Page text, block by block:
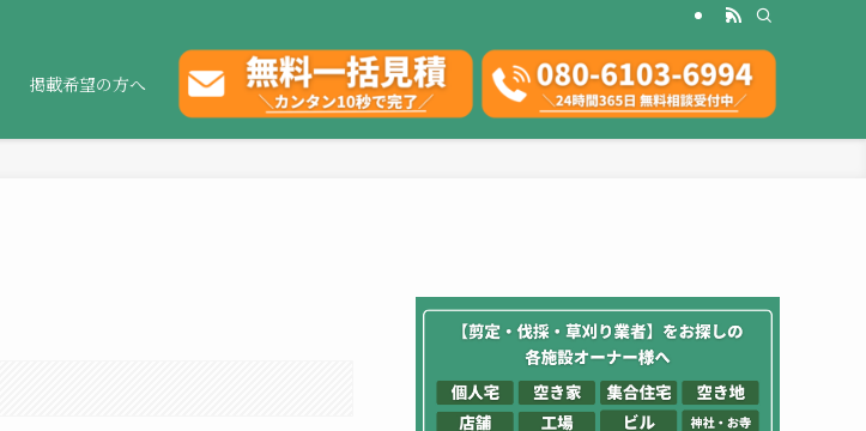
掲載希望の方へ